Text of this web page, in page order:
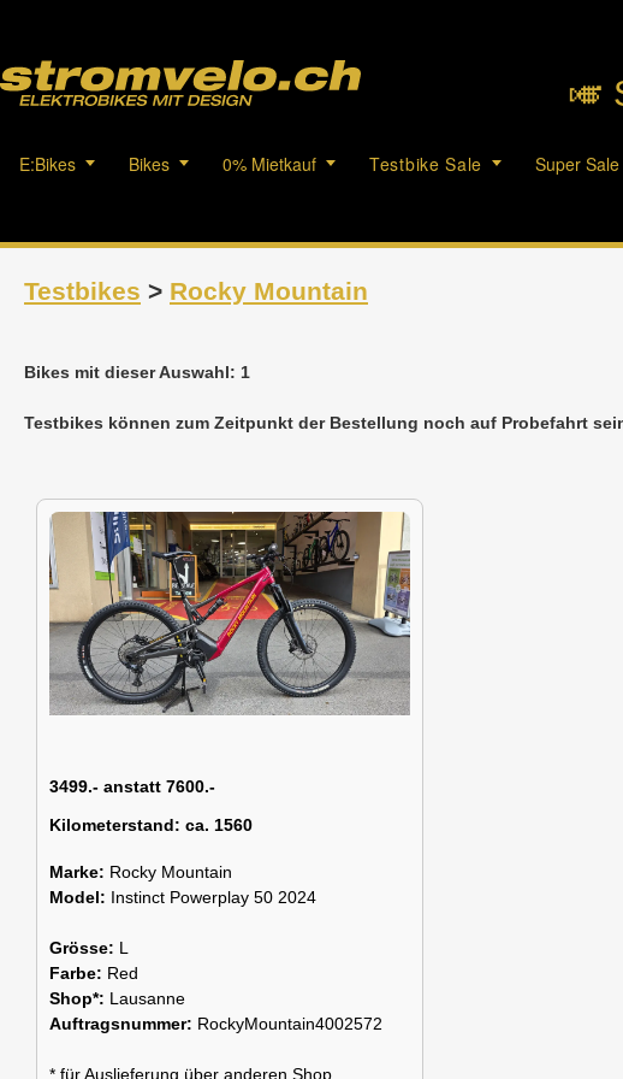
🎺︎
E:Bikes Bikes 0% Mietkauf Testbike Sale Super Sale
Testbikes > Rocky Mountain
Bikes mit dieser Auswahl: 1
Testbikes können zum Zeitpunkt der Bestellung noch auf Probefahrt
3499.- anstatt 7600.-
Kilometerstand: ca. 1560
Marke: Rocky Mountain
Model: Instinct Powerplay 50 2024
Grösse: L
Farbe: Red
Shop*: Lausanne
Auftragsnummer: RockyMountain4002572
* für Auslieferung über anderen Shop